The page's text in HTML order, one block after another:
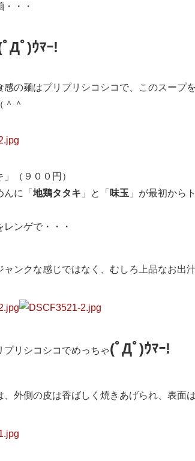
・・
ﾟДﾟ)ｳﾏｰ!
感の麺はプリプリシコシコで、このスープ
＾＾
」（９００円）
に「 地鶏タタキ 」と「 味玉 」が最初から
レンゲで・・・
ャンクな感じではなく、むしろ上品なお出
プリシコシコでめっちゃ(ﾟДﾟ)ｳﾏｰ!
、外側の皮は香ばしく焼きあげられ、表面